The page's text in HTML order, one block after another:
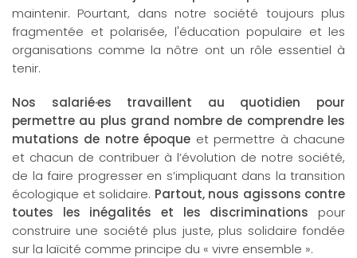
maintenir. Pourtant, dans notre société toujours plus
fragmentée et polarisée, l'éducation populaire et les
organisations comme la nôtre ont un rôle essentiel à
tenir.
Nos salarié·es travaillent au quotidien pour
permettre au plus grand nombre de comprendre les
mutations de notre époque et permettre à chacune
et chacun de contribuer à l’évolution de notre société,
de la faire progresser en s’impliquant dans la transition
écologique et solidaire. Partout, nous agissons contre
toutes les inégalités et les discriminations pour
construire une société plus juste, plus solidaire fondée
sur la laïcité comme principe du « vivre ensemble ».